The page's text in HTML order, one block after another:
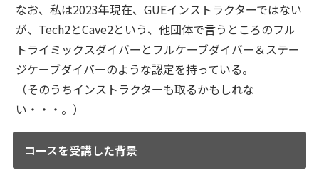
なお、私は2023年現在、GUEインストラクターではない
が、Tech2とCave2という、他団体で言うところのフル
トライミックスダイバーとフルケーブダイバー＆ステー
ジケーブダイバーのような認定を持っている。
（そのうちインストラクターも取るかもしれな
い・・・。）
コースを受講した背景